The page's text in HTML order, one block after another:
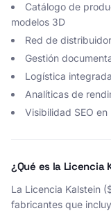
Catálogo de
modelos 3D
Red de
Gestión
Logística
Analíticas de
Visibilidad SEO
¿Qué es la
La Licencia Kalstein
fabricantes que